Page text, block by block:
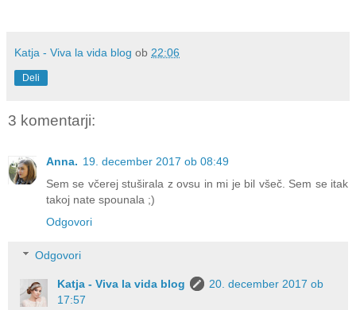
Katja - Viva la vida blog ob 22:06
Deli
3 komentarji:
Anna. 19. december 2017 ob 08:49
Sem se včerej stuširala z ovsu in mi je bil všeč. Sem se itak
takoj nate spounala ;)
Odgovori
Odgovori
Katja - Viva la vida blog
20. december 2017 ob
17:57